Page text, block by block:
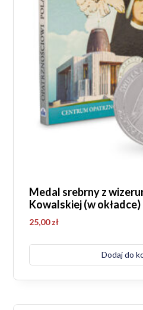
Medal srebrny z
Kowalskiej (w okładce)
25,00zł
Dodaj do